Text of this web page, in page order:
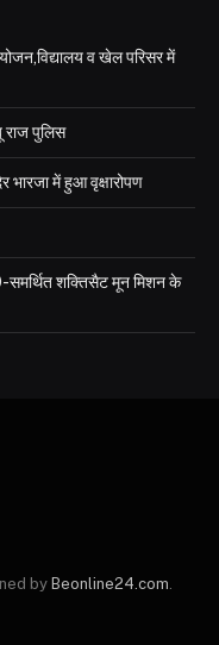
व खेल परिसर में
राज पुलिस
भारजा में हुआ वृक्षारोपण
समर्थित शक्तिसैट मून मिशन के
by Beonline24.com